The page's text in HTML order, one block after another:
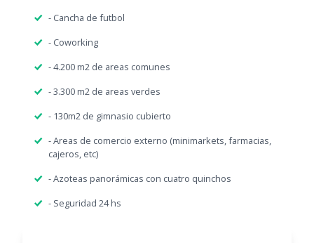
- Cancha de futbol
- Coworking
- 4.200 m2 de areas comunes
- 3.300 m2 de areas verdes
- 130m2 de gimnasio cubierto
- Areas de comercio externo (minimarkets, farmacias,
cajeros, etc)
- Azoteas panorámicas con cuatro quinchos
- Seguridad 24 hs